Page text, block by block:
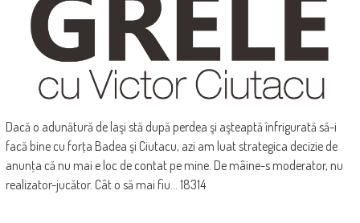
Dacă o adunătură de laşi stă după perdea şi aşteaptă înfrigurată să-i
facă bine cu forţa Badea şi Ciutacu, azi am luat strategica decizie de
anunţa că nu mai e loc de contat pe mine. De mâine-s moderator, nu
realizator-jucător. Cât o să mai fiu... 18314